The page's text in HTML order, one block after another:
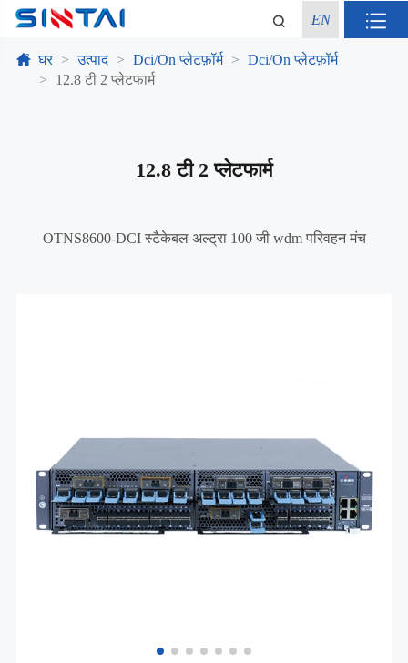
EN
घर उत्पाद Dci/On प्लेटफ़ॉर्म
Dci/On प्लेटफ़ॉर्म
12.8 टी 2 प्लेटफार्म
12.8 टी 2 प्लेटफार्म
OTNS8600-DCI स्टैकेबल अल्ट्रा 100 जी wdm परिवहन मंच